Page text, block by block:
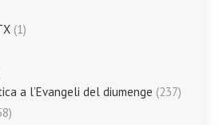
(1)
a l’Evangeli del diumenge (237)